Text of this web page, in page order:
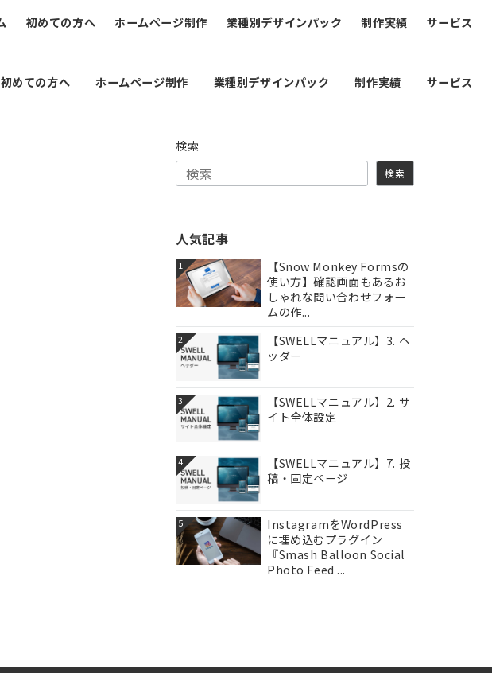
初めての方へ ホームページ制作 業種別デザインパック 制作実績 サービス
初めての方へ ホームページ制作 業種別デザインパック 制作実績 サービス
検索
検索
人気記事
1
【Snow Monkey Formsの
使い方】確認画面もあるお
しゃれな問い合わせフォー
ムの作...
2
【SWELLマニュアル】3. ヘ
ッダー
3
【SWELLマニュアル】2. サ
イト全体設定
4
【SWELLマニュアル】7. 投
稿・固定ページ
5
InstagramをWordPress
に埋め込むプラグイン
『Smash Balloon Social
Photo Feed ...